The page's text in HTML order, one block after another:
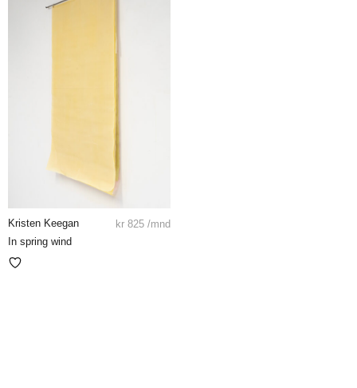
Kristen Keegan
In spring wind
kr 825 /mnd